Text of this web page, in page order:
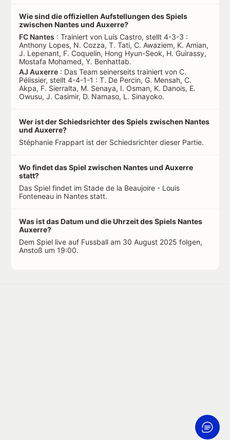
Wie sind die offiziellen Aufstellungen des Spiels
zwischen Nantes und Auxerre?
FC Nantes : Trainiert von Luís Castro, stellt 4-3-3 :
Anthony Lopes, N. Cozza, T. Tati, C. Awaziem, K. Amian,
J. Lepenant, F. Coquelin, Hong Hyun-Seok, H. Guirassy,
Mostafa Mohamed, Y. Benhattab.
AJ Auxerre : Das Team seinerseits trainiert von C.
Pélissier, stellt 4-4-1-1 : T. De Percin, G. Mensah, C.
Akpa, F. Sierralta, M. Senaya, I. Osman, K. Danois, E.
Owusu, J. Casimir, D. Namaso, L. Sinayoko.
Wer ist der Schiedsrichter des Spiels zwischen Nantes
und Auxerre?
Stéphanie Frappart ist der Schiedsrichter dieser Partie.
Wo findet das Spiel zwischen Nantes und Auxerre
statt?
Das Spiel findet im Stade de la Beaujoire - Louis
Fonteneau in Nantes statt.
Was ist das Datum und die Uhrzeit des Spiels Nantes
Auxerre?
Dem Spiel live auf Fussball am 30 August 2025 folgen,
Anstoß um 19:00.